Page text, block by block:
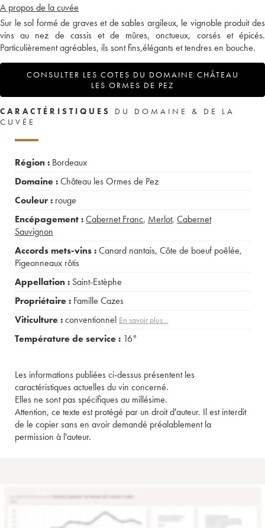
A propos de la cuvée
Sur le sol formé de graves et de sables argileux, le vignoble produit des
vins au nez de cassis et de mûres, onctueux, corsés et épicés.
Particulièrement agréables, ils sont fins,élégants et tendres en bouche.
CONSULTER LES COTES DU DOMAINE CHÂTEAU
LES ORMES DE PEZ
CARACTÉRISTIQUES
DU DOMAINE & DE LA
CUVÉE
Région : Bordeaux
Domaine :Château les Ormes de Pez
Couleur : rouge
Encépagement :Cabernet Franc, Merlot, Cabernet
Sauvignon
Accords mets-vins :Canard nantais, Côte de boeuf poêlée,
Pigeonneaux rôtis
Appellation : Saint-Estèphe
Propriétaire : Famille Cazes
Viticulture :conventionnel En savoir plus...
Température de service : 16°
Les informations publiées ci-dessus présentent les
caractéristiques actuelles du vin concerné.
Elles ne sont pas spécifiques au millésime.
Attention, ce texte est protégé par un droit d'auteur. Il est interdit
de le copier sans en avoir demandé préalablement la
permission à l'auteur.